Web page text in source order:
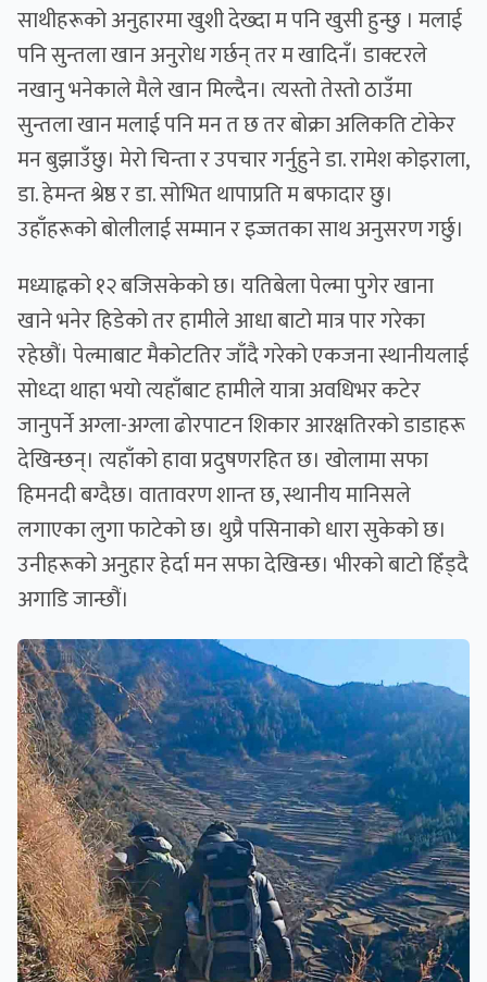
साथीहरूको अनुहारमा खुशी देख्दा म पनि खुसी हुन्छु । मलाई
पनि सुन्तला खान अनुरोध गर्छन् तर म खादिनँ। डाक्टरले
नखानु भनेकाले मैले खान मिल्दैन। त्यस्तो तेस्तो ठाउँमा
सुन्तला खान मलाई पनि मन त छ तर बोक्रा अलिकति टोकेर
मन बुझाउँछु। मेरो चिन्ता र उपचार गर्नुहुने डा. रामेश कोइराला,
डा. हेमन्त श्रेष्ठ र डा. सोभित थापाप्रति म बफादार छु।
उहाँहरूको बोलीलाई सम्मान र इज्जतका साथ अनुसरण गर्छु।
मध्याह्नको १२ बजिसकेको छ। यतिबेला पेल्मा पुगेर खाना
खाने भनेर हिडेको तर हामीले आधा बाटो मात्र पार गरेका
रहेछौं। पेल्माबाट मैकोटतिर जाँदै गरेको एकजना स्थानीयलाई
सोध्दा थाहा भयो त्यहाँबाट हामीले यात्रा अवधिभर कटेर
जानुपर्ने अग्ला-अग्ला ढोरपाटन शिकार आरक्षतिरको डाडाहरू
देखिन्छन्। त्यहाँको हावा प्रदुषणरहित छ। खोलामा सफा
हिमनदी बग्दैछ। वातावरण शान्त छ, स्थानीय मानिसले
लगाएका लुगा फाटेको छ। थुप्रै पसिनाको धारा सुकेको छ।
उनीहरूको अनुहार हेर्दा मन सफा देखिन्छ। भीरको बाटो हिँड्दै
अगाडि जान्छौं।